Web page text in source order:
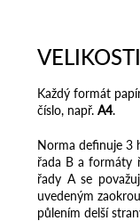
Každý formát
číslo, např. A4.
Norma definuje
řada B a formáty
řady A se
uvedeným
půlením delší